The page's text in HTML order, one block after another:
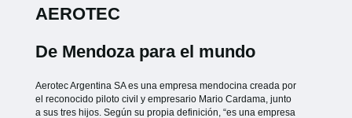
AEROTEC
De Mendoza para el mundo
Aerotec Argentina SA es una empresa mendocina creada por
el reconocido piloto civil y empresario Mario Cardama, junto
a sus tres hijos. Según su propia definición, “es una empresa